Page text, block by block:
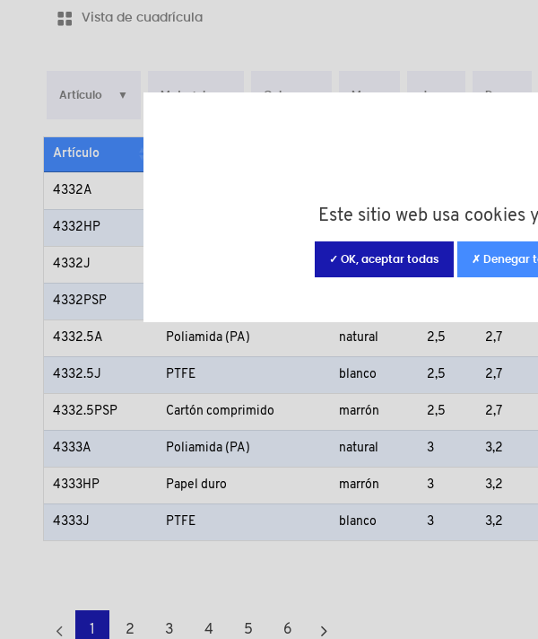
Vista de cuadrícula
Artículo Material Color M d D
Artículo
4332A
4332HP
4332J blanco 2 2,2
4332PSP
4332.5A Poliamida (PA) natural 2,5 2,7
4332.5J PTFE blanco 2,5 2,7
4332.5PSP Cartón comprimido marrón 2,5 2,7
4333A Poliamida (PA) natural 3 3,2
4333HP Papel duro marrón 3 3,2
4333J PTFE blanco 3 3,2
1 2 3 4 5 6
Este sitio web usa
✓ OK, aceptar todas ✗ Denegar